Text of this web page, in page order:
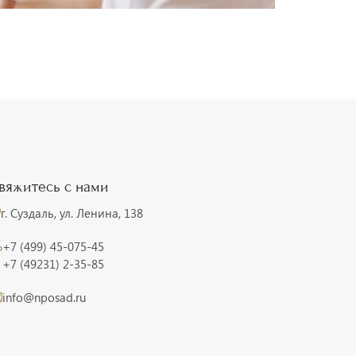
с нами
г. Суздаль, ул. Ленина, 138
+7 (499) 45-075-45
+7 (49231) 2-35-85
info@nposad.ru